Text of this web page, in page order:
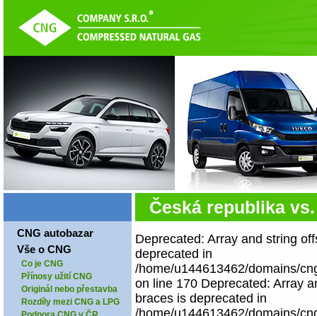
Česká republika
Deprecated: Array and string
deprecated in
/home/u144613462/domains/
on line 170 Deprecated: Array
braces is deprecated in
/home/u144613462/domains/
CNG autobazar
Vše o CNG
Co je CNG
Přínosy užití CNG
Originál nebo přestavba
Rozdíly mezi CNG a LPG